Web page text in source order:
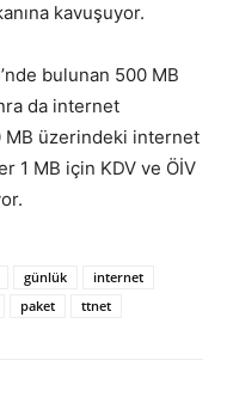
kavuşuyor.
bulunan 500 MB
da internet
MB üzerindeki internet
1 MB için KDV ve ÖİV
günlük
internet
paket ttnet